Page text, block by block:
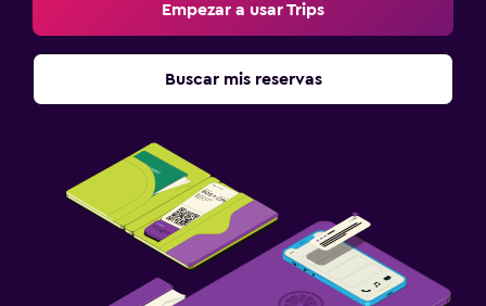
Empezar a usar Trips
Buscar mis reservas